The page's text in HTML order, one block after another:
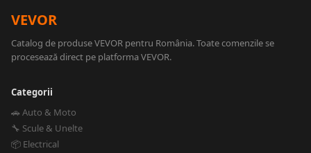
VEVOR
Catalog de produse VEVOR pentru România. Toate comenzile se
procesează direct pe platforma VEVOR.
Categorii
🚗 Auto & Moto
🔧 Scule & Unelte
📦 Electrical